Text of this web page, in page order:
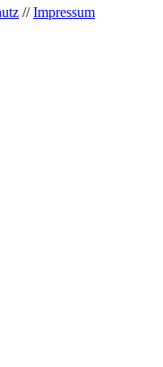
//Impressum